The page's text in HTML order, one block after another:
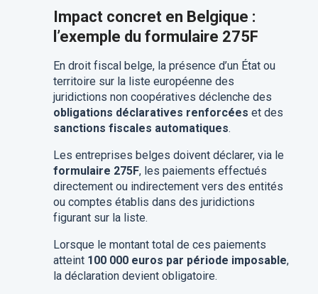
Impact concret en Belgique :
l’exemple du formulaire 275F
En droit fiscal belge, la présence d’un État ou
territoire sur la liste européenne des
juridictions non coopératives déclenche des
obligations déclaratives renforcées et des
sanctions fiscales automatiques.
Les entreprises belges doivent déclarer, via le
formulaire 275F, les paiements effectués
directement ou indirectement vers des entités
ou comptes établis dans des juridictions
figurant sur la liste.
Lorsque le montant total de ces paiements
atteint 100 000 euros par période imposable,
la déclaration devient obligatoire.